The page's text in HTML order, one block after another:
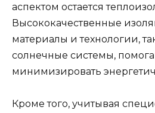
аспектом остается
Высококачественные
материалы и технологии,
солнечные системы,
минимизировать
Кроме того, учитывая